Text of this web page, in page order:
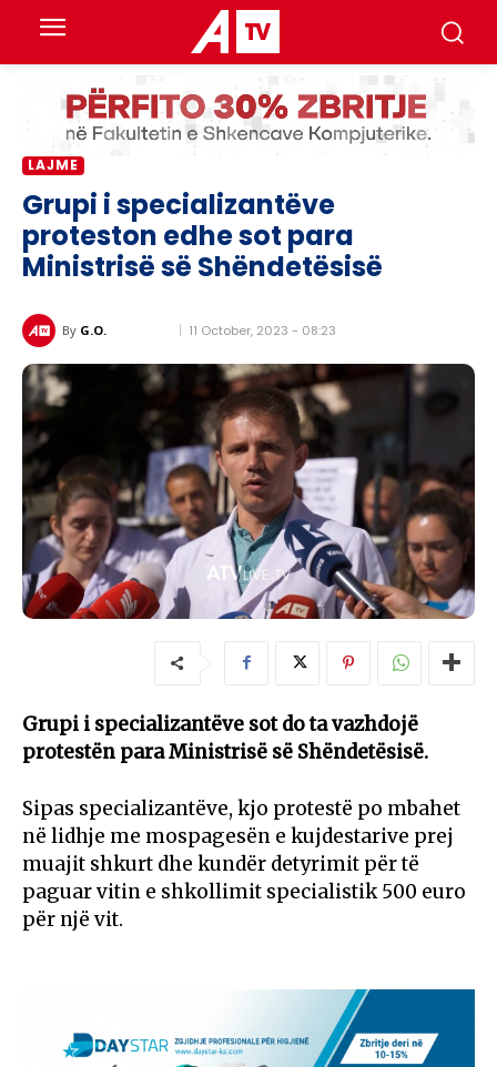
LAJME
Grupi i specializantëve
proteston edhe sot para
Ministrisë së Shëndetësisë
By G.O. 11 October, 2023 - 08:23
Grupi i specializantëve sot do ta vazhdojë
protestën para Ministrisë së Shëndetësisë.
Sipas specializantëve, kjo protestë po mbahet
në lidhje me mospagesën e kujdestarive prej
muajit shkurt dhe kundër detyrimit për të
paguar vitin e shkollimit specialistik 500 euro
për një vit.